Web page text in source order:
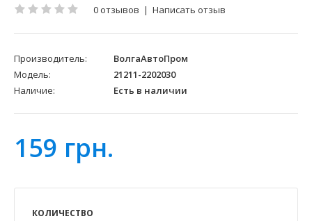
0 отзывов | Написать отзыв
Производитель:
ВолгаАвтоПром
Модель:
21211-2202030
Наличие:
Есть в наличии
159 грн.
КОЛИЧЕСТВО